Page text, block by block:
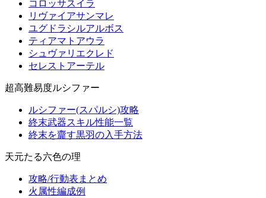
コロッサスイラ
リヴァイアサンマレ
ユグドラシルアルボス
ティアマトアウラ
シュヴァリエクレド
セレストアーテル
超高難易度ルシファー
ルシファー(スパルシ)攻略
終末武器スキル性能一覧
終末を齎す黒羽の入手方法
天元たる六色の理
攻略/行動表まとめ
火属性編成例